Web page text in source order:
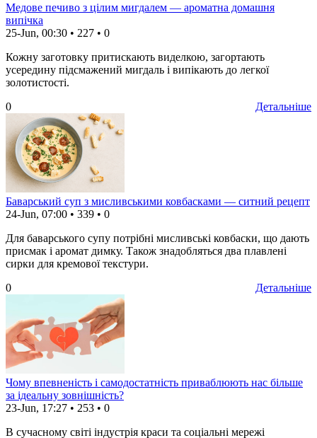
Медове печиво з цілим мигдалем — ароматна домашня
випічка
25-Jun, 00:30 • 227 • 0
Кожну заготовку притискають виделкою, загортають
усередину підсмажений мигдаль і випікають до легкої
золотистості.
Детальніше
0
Баварський суп з мисливськими ковбасками — ситний рецепт
24-Jun, 07:00 • 339 • 0
Для баварського супу потрібні мисливські ковбаски, що дають
присмак і аромат димку. Також знадобляться два плавлені
сирки для кремової текстури.
Детальніше
0
Чому впевненість і самодостатність приваблюють нас більше
за ідеальну зовнішність?
23-Jun, 17:27 • 253 • 0
В сучасному світі індустрія краси та соціальні мережі